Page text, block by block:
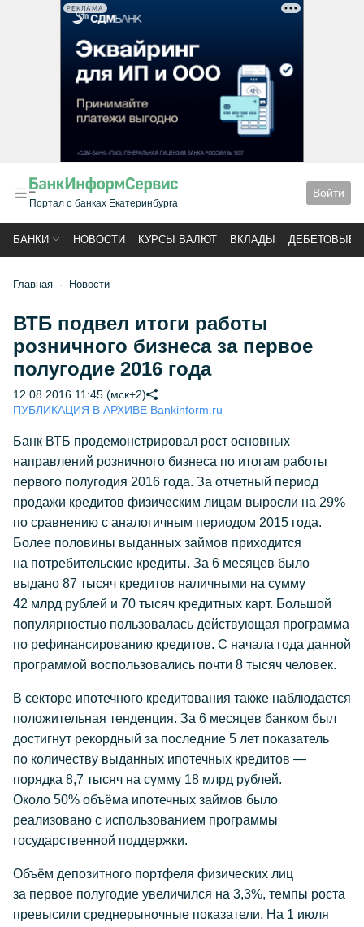
РЕКЛАМА
Портал о банках Екатеринбурга
Войти
БАНКИ НОВОСТИ КУРСЫ ВАЛЮТ ВКЛАДЫ ДЕБЕТОВЫЕ
Главная Новости
ВТБ подвел итоги работы
розничного бизнеса за первое
полугодие 2016 года
12.08.2016 11:45 (мск+2)
ПУБЛИКАЦИЯ В АРХИВЕ Bankinform.ru
Банк ВТБ продемонстрировал рост основных
направлений розничного бизнеса по итогам работы
первого полугодия 2016 года. За отчетный период
продажи кредитов физическим лицам выросли на 29%
по сравнению с аналогичным периодом 2015 года.
Более половины выданных займов приходится
на потребительские кредиты. За 6 месяцев было
выдано 87 тысяч кредитов наличными на сумму
42 млрд рублей и 70 тысяч кредитных карт. Большой
популярностью пользовалась действующая программа
по рефинансированию кредитов. С начала года данной
программой воспользовались почти 8 тысяч человек.
В секторе ипотечного кредитования также наблюдается
положительная тенденция. За 6 месяцев банком был
достигнут рекордный за последние 5 лет показатель
по количеству выданных ипотечных кредитов —
порядка 8,7 тысяч на сумму 18 млрд рублей.
Около 50% объёма ипотечных займов было
реализовано с использованием программы
государственной поддержки.
Объём депозитного портфеля физических лиц
за первое полугодие увеличился на 3,3%, темпы роста
превысили среднерыночные показатели. На 1 июля